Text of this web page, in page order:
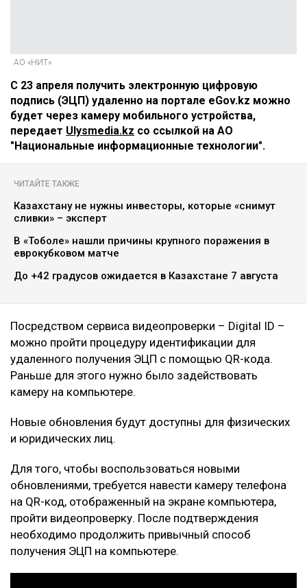
АО «НИТ»
С 23 апреля получить электронную цифровую
подпись (ЭЦП) удаленно на портале eGov.kz можно
будет через камеру мобильного устройства,
передает Ulysmedia.kz со ссылкой на АО
"Национальные информационные технологии".
ЧИТАЙТЕ ТАКЖЕ
Казахстану не нужны инвесторы, которые «снимут
сливки» – эксперт
В «Тоболе» нашли причины крупного поражения в
еврокубковом матче
До +42 градусов ожидается в Казахстане 7 августа
Посредством сервиса видеопроверки – Digital ID –
можно пройти процедуру идентификации для
удаленного получения ЭЦП с помощью QR-кода.
Раньше для этого нужно было задействовать
камеру на компьютере.
Новые обновления будут доступны для физических
и юридических лиц.
Для того, чтобы воспользоваться новыми
обновлениями, требуется навести камеру телефона
на QR-код, отображенный на экране компьютера,
пройти видеопроверку. После подтверждения
необходимо продолжить привычный способ
получения ЭЦП на компьютере.